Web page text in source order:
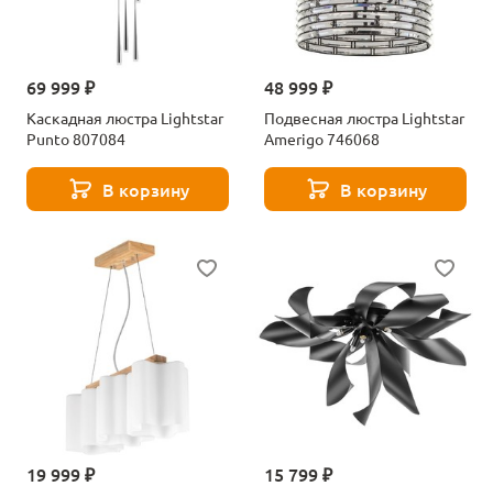
69 999 ₽
Каскадная люстра Lightstar
Punto 807084
В корзину
48 999 ₽
Подвесная люстра Lightstar
Amerigo 746068
В корзину
19 999 ₽ 15 799 ₽